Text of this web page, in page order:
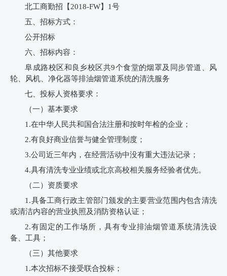
北工商勤招【 2018-FW】 1号
五、招标方式：
公开招标
六、招标内容：
阜成路校区和良乡校区共9个食堂的烟罩及同步管道、风
轮、风机、净化器等排油烟管道系统的清洗服务
七、投标人资格要求：
（一）基本要求
1.在中华人民共和国合法注册和按时年检的企业；
2.有良好商业信誉与健全管理制度；
3.公司近三年内，在经营活动中没有重大违法记录；
4.具有清洗专业业绩或北京高校相关服务经验者优先。
（二）资质要求
1.具备工商行政主管部门颁发的主要营业范围内包含清洗
或清洁内容的营业执照及消防资格认证；
2.有固定的工作场所，具有专业排油烟管道系统清洗设
备、工具；
（三）其他要求
1.本次招标不接受联合投标；